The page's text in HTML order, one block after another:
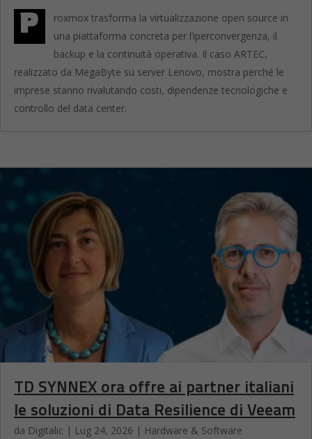
P
roxmox trasforma la virtualizzazione open source in
una piattaforma concreta per l’iperconvergenza, il
backup e la continuità operativa. Il caso ARTEC,
realizzato da MegaByte su server Lenovo, mostra perché le
imprese stanno rivalutando costi, dipendenze tecnologiche e
controllo del data center.
TD SYNNEX ora offre ai partner italiani
le soluzioni di Data Resilience di Veeam
da Digitalic | Lug 24, 2026 | Hardware & Software